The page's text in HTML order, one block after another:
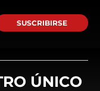
SUSCRIBIRSE
ÚNICO